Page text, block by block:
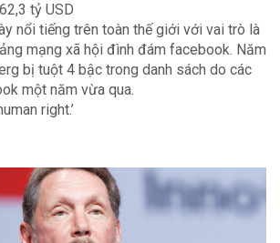
tỷ USD
nổi tiếng trên toàn thế giới với vai trò là
mạng xã hội đình đám facebook. Năm
bị tuột 4 bậc trong danh sách do các
một năm vừa qua.
right.’